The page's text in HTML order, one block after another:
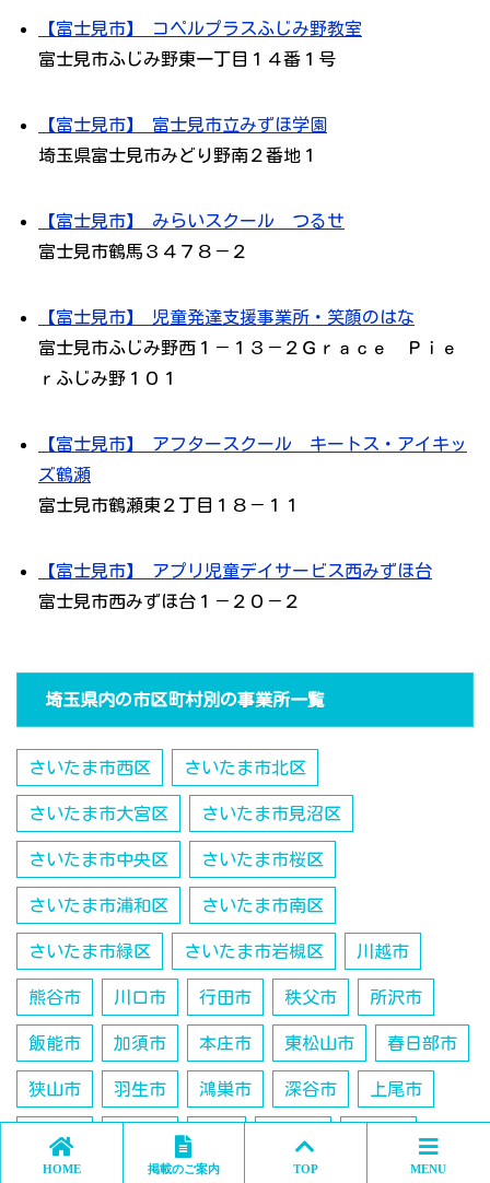
【富士見市】 コペルプラスふじみ野教室
富士見市ふじみ野東一丁目１４番１号
【富士見市】 富士見市立みずほ学園
埼玉県富士見市みどり野南２番地１
【富士見市】 みらいスクール つるせ
富士見市鶴馬３４７８－２
【富士見市】 児童発達支援事業所・笑顔のはな
富士見市ふじみ野西１－１３－２Ｇｒａｃｅ Ｐｉｅ
ｒふじみ野１０１
【富士見市】 アフタースクール キートス・アイキッ
ズ鶴瀬
富士見市鶴瀬東２丁目１８－１１
【富士見市】 アプリ児童デイサービス西みずほ台
富士見市西みずほ台１－２０－２
埼玉県内の市区町村別の事業所一覧
さいたま市西区 さいたま市北区
さいたま市大宮区 さいたま市見沼区
さいたま市中央区 さいたま市桜区
さいたま市浦和区 さいたま市南区
さいたま市緑区 さいたま市岩槻区 川越市
熊谷市 川口市 行田市 秩父市 所沢市
飯能市 加須市 本庄市 東松山市 春日部市
狭山市 羽生市 鴻巣市 深谷市 上尾市
草加市
HOME 掲載のご案内 TOP MENU